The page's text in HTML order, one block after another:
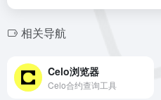
相关导航
Celo浏览器
Celo合约查询工具